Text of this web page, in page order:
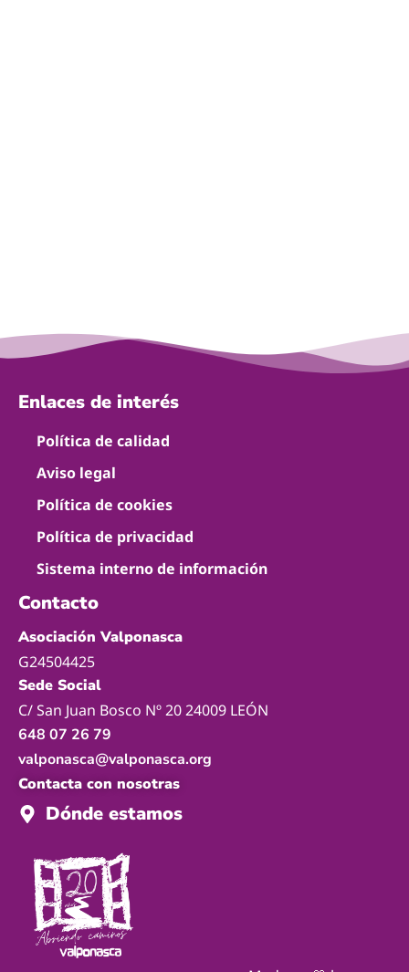
Enlaces de interés
Política de calidad
Aviso legal
Política de cookies
Política de privacidad
Sistema interno de información
Contacto
Asociación Valponasca
G24504425
Sede Social
C/ San Juan Bosco Nº 20 24009 LEÓN
648 07 26 79
valponasca@valponasca.org
Contacta con nosotras
Dónde estamos